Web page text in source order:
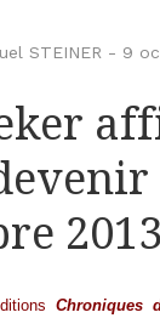
STEINER - 9
Chroniques